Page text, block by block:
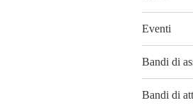
Eventi
Bandi di
Bandi di